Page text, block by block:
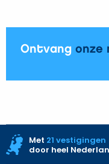
zonnepanelen
Ontvang onze
Site
Met 21 vestigingen
door heel